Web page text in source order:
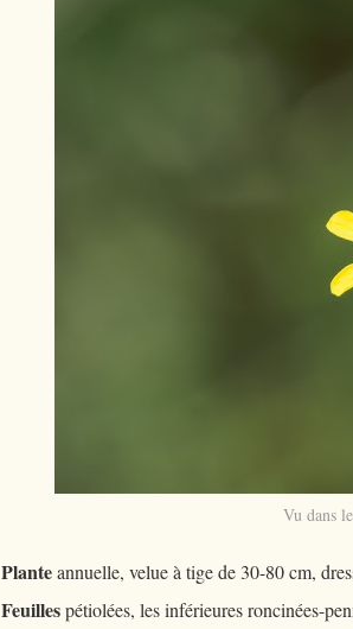
Vu dans
Planteannuelle, velue à tige de 30-80 cm,
Feuillespétiolées, les inférieures roncinées-